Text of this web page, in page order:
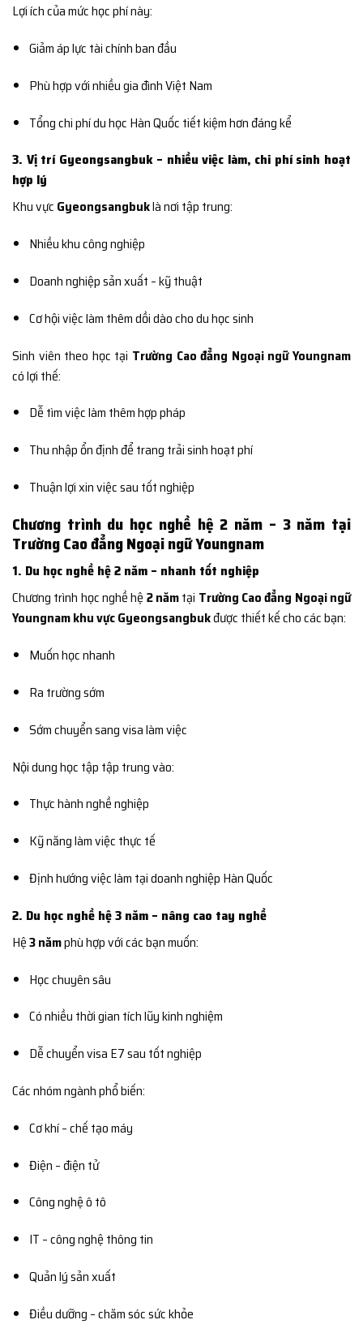
Lợi ích của mức học phí này:
Giảm áp lực tài chính ban đầu
Phù hợp với nhiều gia đình Việt Nam
Tổng chi phí du học Hàn Quốc tiết kiệm hơn đáng kể
3. Vị trí Gyeongsangbuk – nhiều việc làm, chi phí sinh hoạt
hợp lý
Khu vực Gyeongsangbuklà nơi tập trung:
Nhiều khu công nghiệp
Doanh nghiệp sản xuất – kỹ thuật
Cơ hội việc làm thêm dồi dào cho du học sinh
Sinh viên theo học tại Trường Cao đẳng Ngoại ngữ Youngnam
có lợi thế:
Dễ tìm việc làm thêm hợp pháp
Thu nhập ổn định để trang trải sinh hoạt phí
Thuận lợi xin việc sau tốt nghiệp
Chương trình du học nghề hệ 2 năm – 3 năm tại
Trường Cao đẳng Ngoại ngữ Youngnam
1. Du học nghề hệ 2 năm – nhanh tốt nghiệp
Chương trình học nghề hệ 2 nămtại Trường Cao đẳng Ngoại ngữ
Youngnam khu vực Gyeongsangbukđược thiết kế cho các bạn:
Muốn học nhanh
Ra trường sớm
Sớm chuyển sang visa làm việc
Nội dung học tập tập trung vào:
Thực hành nghề nghiệp
Kỹ năng làm việc thực tế
Định hướng việc làm tại doanh nghiệp Hàn Quốc
2. Du học nghề hệ 3 năm – nâng cao tay nghề
Hệ3 nămphù hợp với các bạn muốn:
Học chuyên sâu
Có nhiều thời gian tích lũy kinh nghiệm
Dễ chuyển visa E7 sau tốt nghiệp
Các nhóm ngành phổ biến:
Cơ khí – chế tạo máy
Điện – điện tử
Công nghệ ô tô
IT – công nghệ thông tin
Quản lý sản xuất
Điều dưỡng – chăm sóc sức khỏe